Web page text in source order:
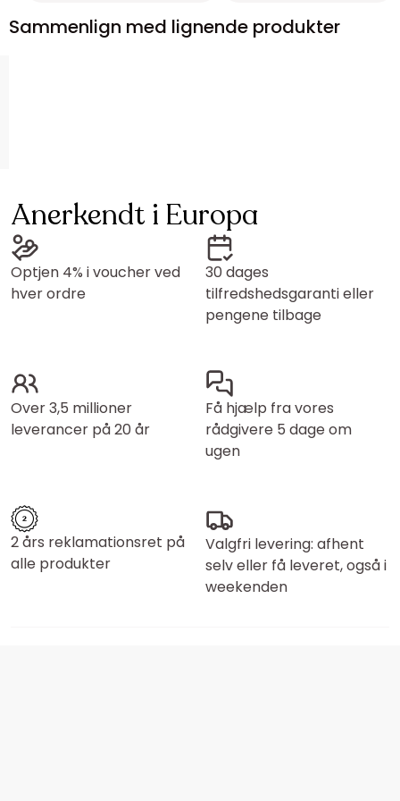
Sammenlign med lignende produkter
Anerkendt i Europa
Optjen 4% i voucher ved
hver ordre
30 dages
tilfredshedsgaranti eller
pengene tilbage
Over 3,5 millioner
leverancer på 20 år
Få hjælp fra vores
rådgivere 5 dage om
ugen
2 års reklamationsret på
alle produkter
Valgfri levering: afhent
selv eller få leveret, også i
weekenden